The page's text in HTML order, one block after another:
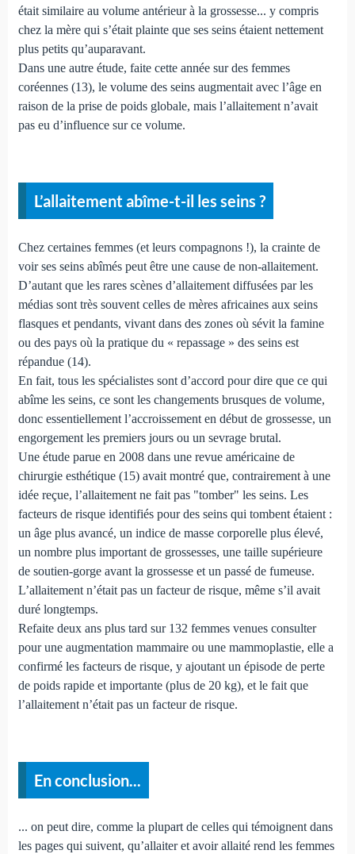
était similaire au volume antérieur à la grossesse... y compris
chez la mère qui s’était plainte que ses seins étaient nettement
plus petits qu’auparavant.
Dans une autre étude, faite cette année sur des femmes
coréennes (13), le volume des seins augmentait avec l’âge en
raison de la prise de poids globale, mais l’allaitement n’avait
pas eu d’influence sur ce volume.
L’allaitement abîme-t-il les seins ?
Chez certaines femmes (et leurs compagnons !), la crainte de
voir ses seins abîmés peut être une cause de non-allaitement.
D’autant que les rares scènes d’allaitement diffusées par les
médias sont très souvent celles de mères africaines aux seins
flasques et pendants, vivant dans des zones où sévit la famine
ou des pays où la pratique du « repassage » des seins est
répandue (14).
En fait, tous les spécialistes sont d’accord pour dire que ce qui
abîme les seins, ce sont les changements brusques de volume,
donc essentiellement l’accroissement en début de grossesse, un
engorgement les premiers jours ou un sevrage brutal.
Une étude parue en 2008 dans une revue américaine de
chirurgie esthétique (15) avait montré que, contrairement à une
idée reçue, l’allaitement ne fait pas "tomber" les seins. Les
facteurs de risque identifiés pour des seins qui tombent étaient :
un âge plus avancé, un indice de masse corporelle plus élevé,
un nombre plus important de grossesses, une taille supérieure
de soutien-gorge avant la grossesse et un passé de fumeuse.
L’allaitement n’était pas un facteur de risque, même s’il avait
duré longtemps.
Refaite deux ans plus tard sur 132 femmes venues consulter
pour une augmentation mammaire ou une mammoplastie, elle a
confirmé les facteurs de risque, y ajoutant un épisode de perte
de poids rapide et importante (plus de 20 kg), et le fait que
l’allaitement n’était pas un facteur de risque.
En conclusion...
... on peut dire, comme la plupart de celles qui témoignent dans
les pages qui suivent, qu’allaiter et avoir allaité rend les femmes